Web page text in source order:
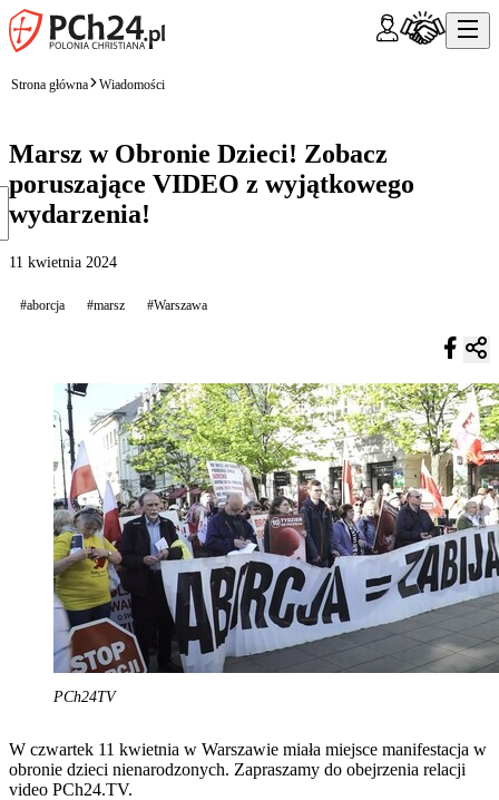
Strona główna Wiadomości
Marsz w Obronie Dzieci! Zobacz
poruszające VIDEO z wyjątkowego
wydarzenia!
11 kwietnia 2024
#aborcja #marsz #Warszawa
PCh24TV
W czwartek 11 kwietnia w Warszawie miała miejsce manifestacja w
obronie dzieci nienarodzonych. Zapraszamy do obejrzenia relacji
video PCh24.TV.